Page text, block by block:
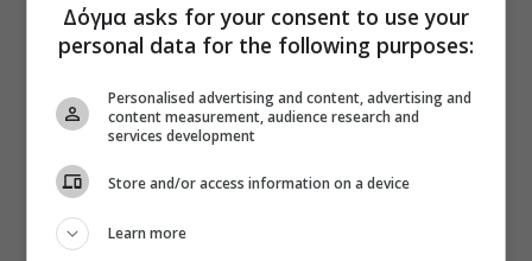
Δόγμα asks for your consent to use your
personal data for the following purposes:
Personalised advertising and content, advertising and
content measurement, audience research and
services development
Store and/or access information on a device
Learn more